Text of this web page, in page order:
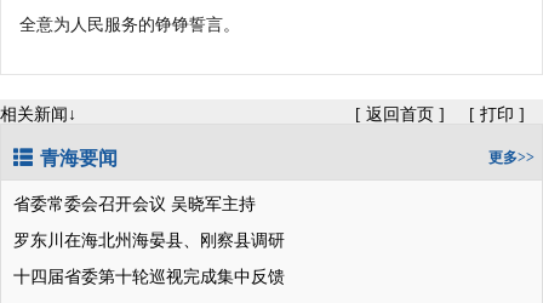
全意为人民服务的铮铮誓言。
相关新闻↓ [ 返回首页 ] [ 打印 ]
青海要闻 更多>>
省委常委会召开会议 吴晓军主持
罗东川在海北州海晏县、刚察县调研
十四届省委第十轮巡视完成集中反馈